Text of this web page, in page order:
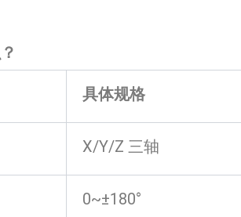
具体规格
X/Y/Z 三轴
0~±180°